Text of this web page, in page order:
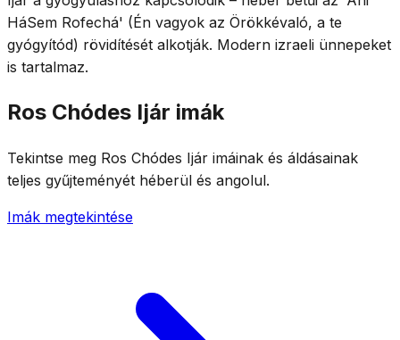
HáSem Rofechá' (Én vagyok az Örökkévaló, a te
gyógyítód) rövidítését alkotják. Modern izraeli ünnepeket
is tartalmaz.
Ros Chódes Ijár imák
Tekintse meg Ros Chódes Ijár imáinak és áldásainak
teljes gyűjteményét héberül és angolul.
Imák megtekintése